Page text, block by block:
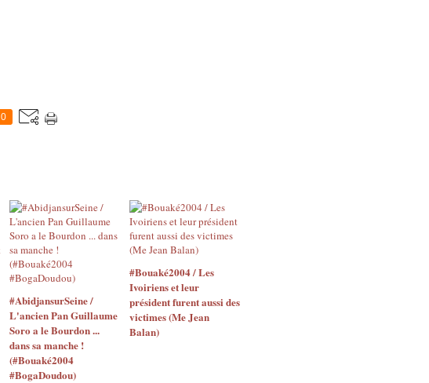
0
#AbidjansurSeine /
L'ancien Pan Guillaume
Soro a le Bourdon ...
dans sa manche !
(#Bouaké2004
#BogaDoudou)
#Bouaké2004 / Les
Ivoiriens et leur
président furent aussi des
victimes (Me Jean
Balan)